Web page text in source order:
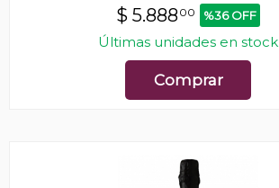
$ 5.888 00 %36 OFF
Últimas unidades en stock
Comprar